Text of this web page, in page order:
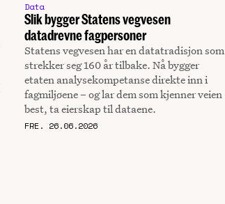
Data
Slik bygger Statens vegvesen
datadrevne fagpersoner
Statens vegvesen har en datatradisjon som
strekker seg 160 år tilbake. Nå bygger
etaten analysekompetanse direkte inn i
fagmiljøene – og lar dem som kjenner veien
best, ta eierskap til dataene.
FRE. 26.06.2026